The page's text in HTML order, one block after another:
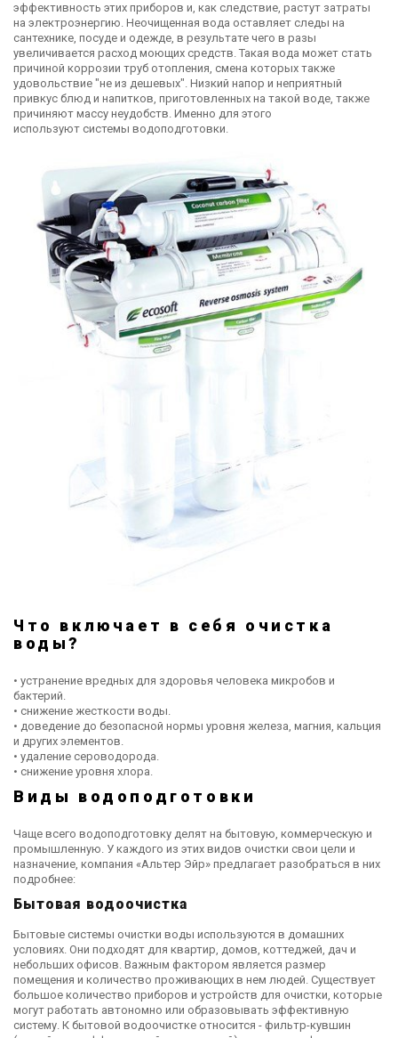
эффективность этих приборов и, как следствие, растут затраты
на электроэнергию. Неочищенная вода оставляет следы на
сантехнике, посуде и одежде, в результате чего в разы
увеличивается расход моющих средств. Такая вода может стать
причиной коррозии труб отопления, смена которых также
удовольствие "не из дешевых". Низкий напор и неприятный
привкус блюд и напитков, приготовленных на такой воде, также
причиняют массу неудобств. Именно для этого
используют системы водоподготовки.
Что включает в себя очистка
воды?
• устранение вредных для здоровья человека микробов и
бактерий.
• снижение жесткости воды.
• доведение до безопасной нормы уровня железа, магния, кальция
и других элементов.
• удаление сероводорода.
• снижение уровня хлора.
Виды водоподготовки
Чаще всего водоподготовку делят на бытовую, коммерческую и
промышленную. У каждого из этих видов очистки свои цели и
назначение, компания «Альтер Эйр» предлагает разобраться в них
подробнее:
Бытовая водоочистка
Бытовые системы очистки воды используются в домашних
условиях. Они подходят для квартир, домов, коттеджей, дач и
небольших офисов. Важным фактором является размер
помещения и количество проживающих в нем людей. Существует
большое количество приборов и устройств для очистки, которые
могут работать автономно или образовывать эффективную
систему. К бытовой водоочистке относится - фильтр-кувшин